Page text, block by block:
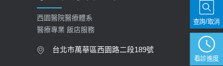
西園醫院醫療體系
醫療專業 飯店服務
台北市萬華區西園路二段189號
看診進度
查詢/取消